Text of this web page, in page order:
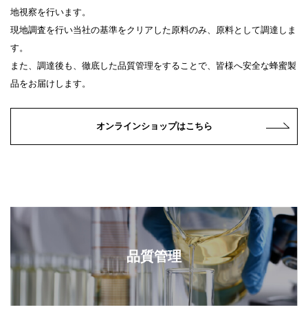
地視察を行います。
現地調査を行い当社の基準をクリアした原料のみ、原料として調達しま
す。
また、調達後も、徹底した品質管理をすることで、皆様へ安全な蜂蜜製
品をお届けします。
オンラインショップはこちら
品質管理